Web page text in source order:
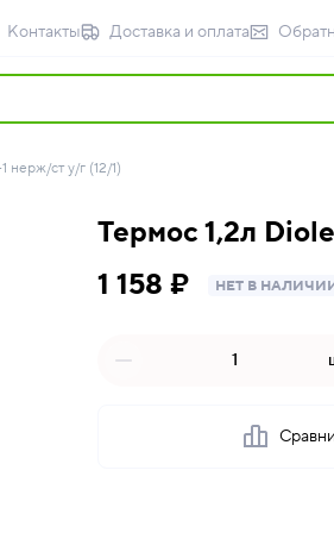
Контакты Доставка и оплата
нерж/ст у/г (12/1)
Термос 1,2л
1 158 ₽
НЕТ В